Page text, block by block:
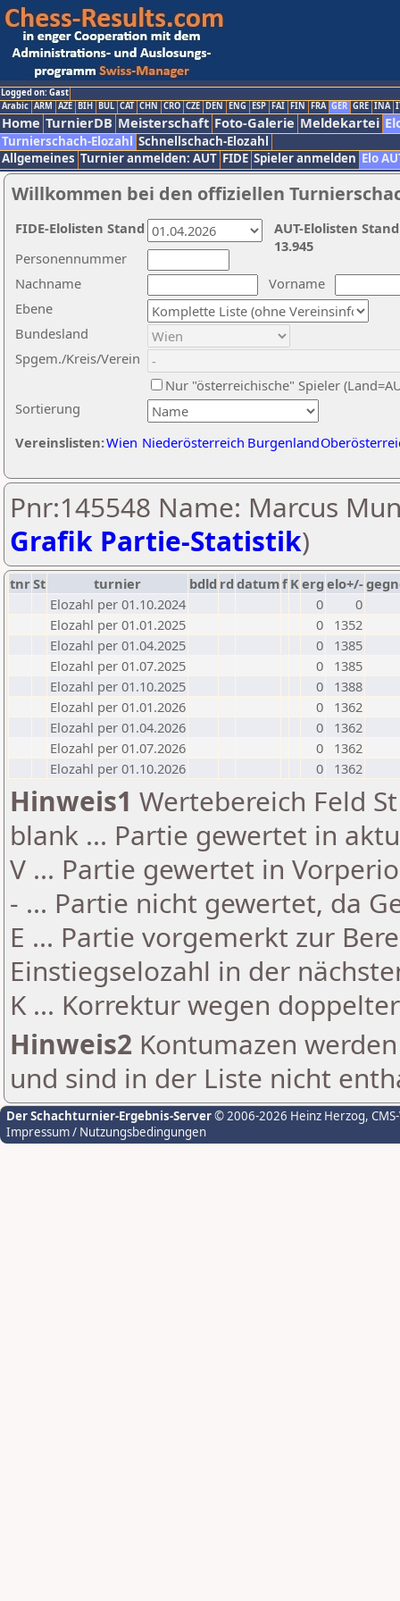
Logged on: Gast
Arabic ARM AZE BIH BUL CAT CHN CRO CZE DEN ENG ESP FAI FIN FRA GER GRE INA
Home TurnierDB Meisterschaft Foto-Galerie Meldekartei
Turnierschach-Elozahl Schnellschach-Elozahl
Allgemeines Turnier anmelden: AUT FIDE Spieler anmelden Elo
Willkommen bei den offiziellen
Nachname
Vorname
Ebene
Sortierung
Personennummer
Bundesland
Spgem./Kreis/Verein
Nur "österreichische" Spieler
Vereinslisten:Wien Niederösterreich Burgenland
AUT-Elolisten
13.945
FIDE-Elolisten Stand
Pnr:145548 Name: Marcus
Grafik Partie-Statistik)
tnrSt turnier bdld rd datumf Kerg elo+/-
Elozahl per 01.10.2024
0
0
Elozahl per 01.01.2025
0
1352
Elozahl per 01.04.2025
0
1385
Elozahl per 01.07.2025
0
1385
Elozahl per 01.10.2025
0
1388
Elozahl per 01.01.2026
0
1362
Elozahl per 01.04.2026
0
1362
Elozahl per 01.07.2026
0
1362
Elozahl per 01.10.2026
0 1362
Hinweis1 Wertebereich Feld
blank ... Partie gewertet in
V ... Partie gewertet in
- ... Partie nicht gewertet, da
E ... Partie vorgemerkt zur
Einstiegselozahl in der
K ... Korrektur wegen
Hinweis2 Kontumazen
und sind in der Liste nicht
Der Schachturnier-Ergebnis-Server© 2006-2026 Heinz Herzog,
Impressum / Nutzungsbedingungen